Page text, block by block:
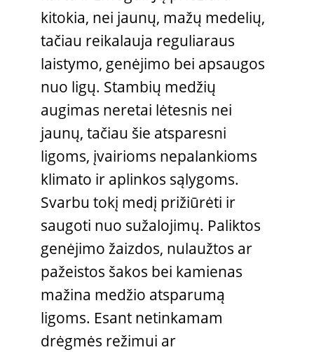
kitokia, nei jaunų, mažų medelių,
tačiau reikalauja reguliaraus
laistymo, genėjimo bei apsaugos
nuo ligų. Stambių medžių
augimas neretai lėtesnis nei
jaunų, tačiau šie atsparesni
ligoms, įvairioms nepalankioms
klimato ir aplinkos sąlygoms.
Svarbu tokį medį prižiūrėti ir
saugoti nuo sužalojimų. Paliktos
genėjimo žaizdos, nulaužtos ar
pažeistos šakos bei kamienas
mažina medžio atsparumą
ligoms. Esant netinkamam
drėgmės režimui ar